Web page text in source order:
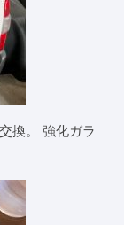
換。 強化ガラ